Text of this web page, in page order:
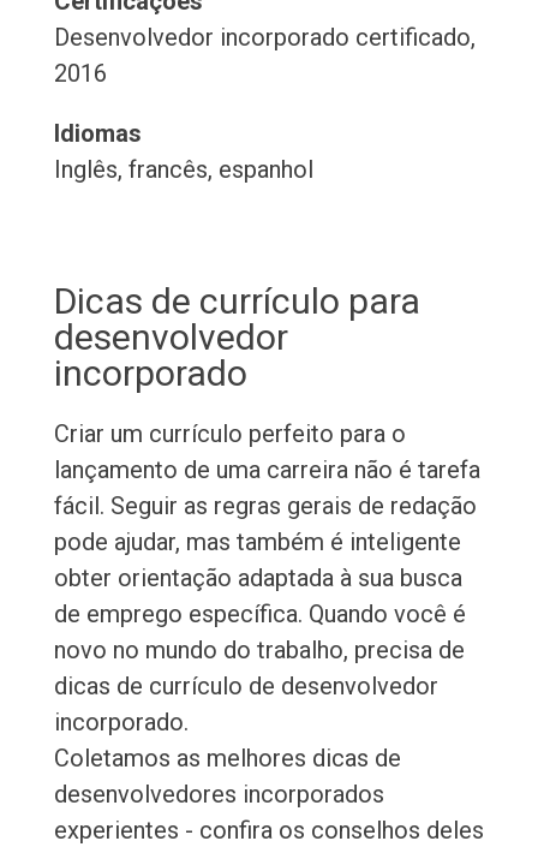
Desenvolvedor incorporado certificado,
2016
Idiomas
Inglês, francês, espanhol
Dicas de currículo para
desenvolvedor
incorporado
Criar um currículo perfeito para o
lançamento de uma carreira não é tarefa
fácil. Seguir as regras gerais de redação
pode ajudar, mas também é inteligente
obter orientação adaptada à sua busca
de emprego específica. Quando você é
novo no mundo do trabalho, precisa de
dicas de currículo de desenvolvedor
incorporado.
Coletamos as melhores dicas de
desenvolvedores incorporados
experientes - confira os conselhos deles